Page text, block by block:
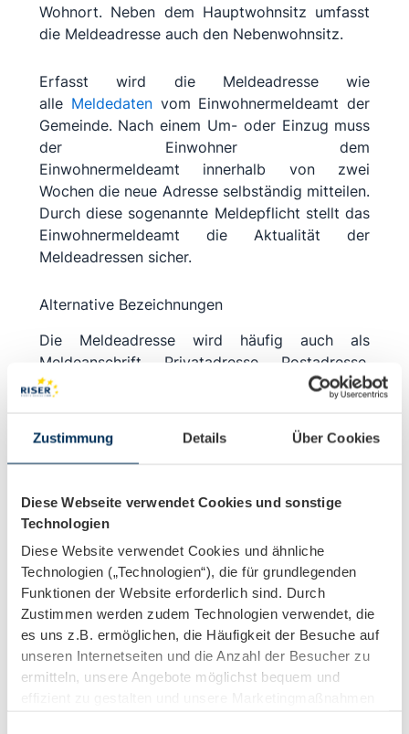
Zustimmung Details Über Cookies
Diese Webseite verwendet Cookies und sonstige
Technologien
Diese Website verwendet Cookies und ähnliche
Technologien („Technologien“), die für grundlegenden
Funktionen der Website erforderlich sind. Durch
Zustimmen werden zudem Technologien verwendet, die
es uns z.B. ermöglichen, die Häufigkeit der Besuche auf
unseren Internetseiten und die Anzahl der Besucher zu
ermitteln, unsere Angebote möglichst bequem und
Wohnort. Neben dem Hauptwohnsitz umfasst
die Meldeadresse auch den Nebenwohnsitz.
Erfasst wird die Meldeadresse wie
alle Meldedatenvom Einwohnermeldeamt der
Gemeinde. Nach einem Um- oder Einzug muss
der Einwohner dem
Einwohnermeldeamt innerhalb von zwei
Wochen die neue Adresse selbständig mitteilen.
Durch diese sogenannte Meldepflicht stellt das
Einwohnermeldeamt die Aktualität der
Meldeadressen sicher.
Alternative Bezeichnungen
Die Meldeadresse wird häufig auch als
Meldeanschrift, Privatadresse, Postadresse,
Wohnsitz, Erstwohnsitz, Lebensmittelpunkt,
Hauptwohnsitz, Zweitwohnsitz,
Nebenwohnsitz, aktuelle Wohnadresse oder
Wohnanschrift bezeichnet.
Funktion der Meldeadresse
In erster Linie dient die Meldeadresse dem
Einwohnermeldeamt zur Feststellung der
Identität und des Wohnorts seiner Einwohner.
Darüber hinaus können auch Privatpersonen,
Unternehmen und Behörden eine Meldeadresse
zu einer gesuchten Person beim
Einwohnermeldeamt einholen.